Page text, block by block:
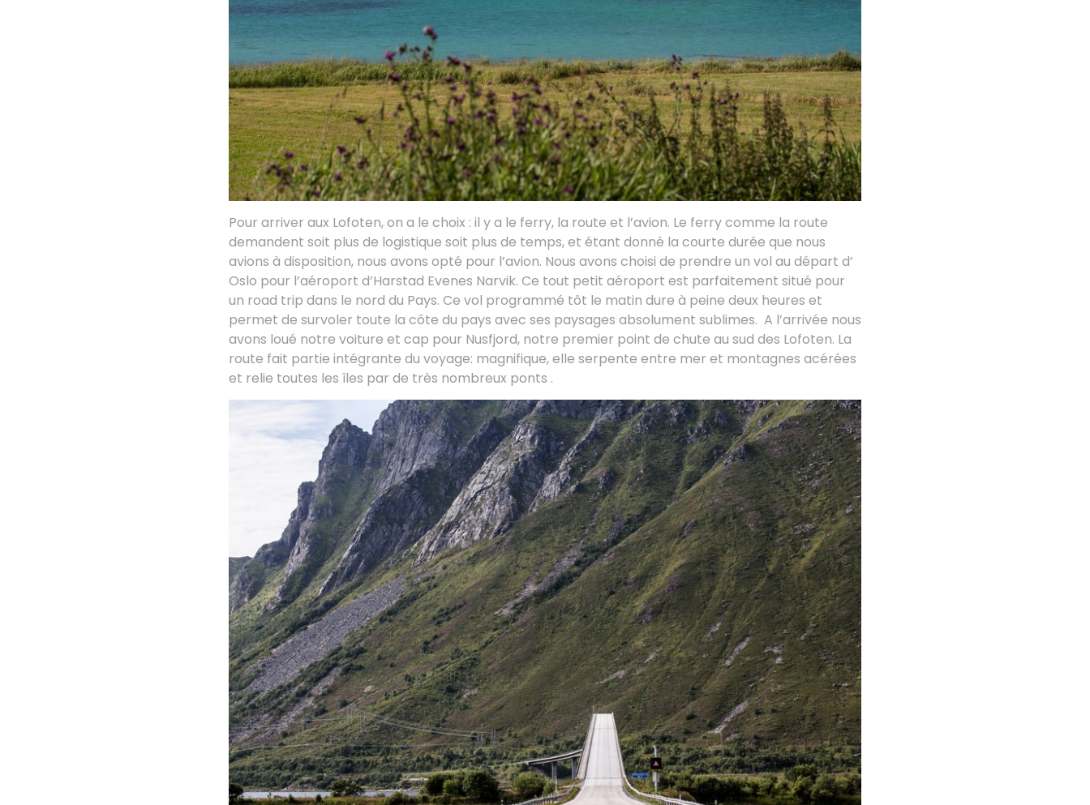
Pour arriver aux Lofoten, on a le choix : il y a le ferry, la route et l’avion. Le ferry comme la route
demandent soit plus de logistique soit plus de temps, et étant donné la courte durée que nous
avions à disposition, nous avons opté pour l’avion. Nous avons choisi de prendre un vol au départ d’
Oslo pour l’aéroport d’Harstad Evenes Narvik. Ce tout petit aéroport est parfaitement situé pour
un road trip dans le nord du Pays. Ce vol programmé tôt le matin dure à peine deux heures et
permet de survoler toute la côte du pays avec ses paysages absolument sublimes. A l’arrivée nous
avons loué notre voiture et cap pour Nusfjord, notre premier point de chute au sud des Lofoten. La
route fait partie intégrante du voyage: magnifique, elle serpente entre mer et montagnes acérées
et relie toutes les îles par de très nombreux ponts .